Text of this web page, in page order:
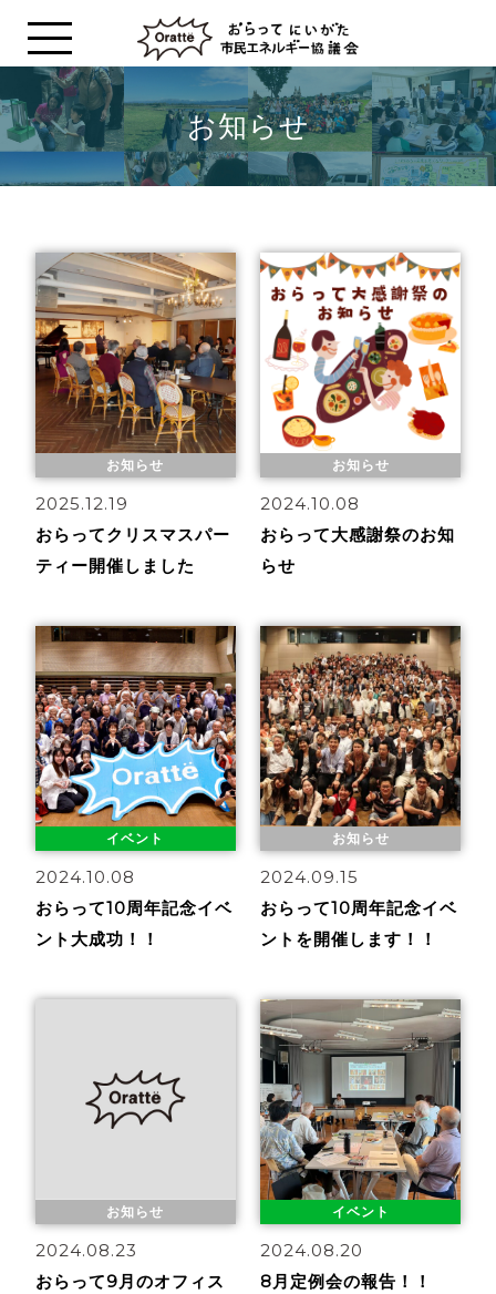
お知らせ
お知らせ
2025.12.19
おらってクリスマスパー
ティー開催しました
お知らせ
2024.10.08
おらって大感謝祭のお知
らせ
イベント
2024.10.08
おらって10周年記念イベ
ント大成功！！
お知らせ
2024.09.15
おらって10周年記念イベ
ントを開催します！！
お知らせ
2024.08.23
おらって9月のオフィス
イベント
2024.08.20
8月定例会の報告！！